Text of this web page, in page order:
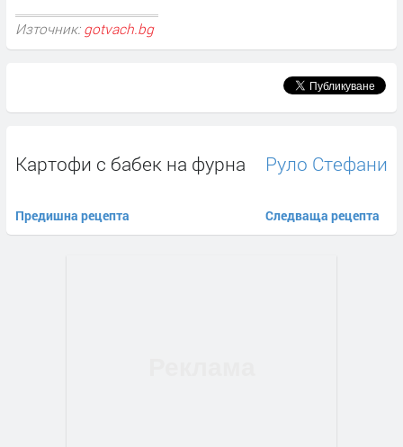
Източник: gotvach.bg
Картофи с бабек на фурна
Предишна рецепта
Руло Стефани
Следваща рецепта